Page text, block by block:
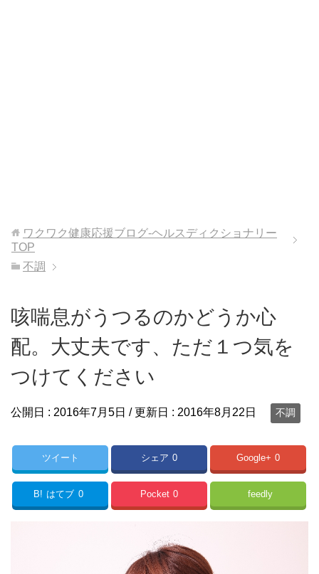
ワクワク健康応援ブログ-ヘルスディクショナリー
TOP
不調
咳喘息がうつるのかどうか心
配。大丈夫です、ただ１つ気を
つけてください
公開日 : 2016年7月5日 / 更新日 : 2016年8月22日 不調
ツイート シェア 0 Google+ 0
B! はてブ 0 Pocket 0 feedly